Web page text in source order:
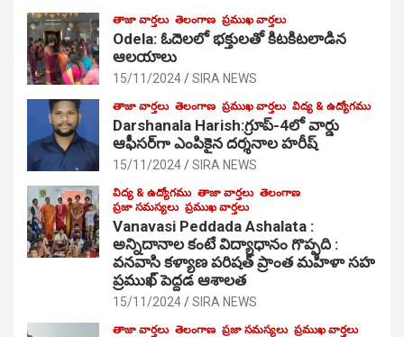
తాజా వార్తలు తెలంగాణ ప్రముఖ వార్తలు
Odela: ఓదెల‌లో భక్తులతో కిటకిటలాడిన
ఆల‌యాలు
15/11/2024 SIRA NEWS
తాజా వార్తలు తెలంగాణ ప్రముఖ వార్తలు విద్య & ఉద్యోగము
Darshanala Harish:గ్రూప్-4లో వార్డు
ఆఫీసర్‌గా ఎంపికైన దర్శనాల హరీష్
15/11/2024 SIRA NEWS
విద్య & ఉద్యోగము తాజా వార్తలు తెలంగాణ
ప్రజా సమస్యలు ప్రముఖ వార్తలు
Vanavasi Peddada Ashalata :
అన్నిదానాల కంటే విద్యాధానం గొప్పది :
వనవాసి కళ్యాణ పరిషత్ ప్రాంత మహిళా సహ
ప్రముఖ్ పెద్దడ ఆశాలత
15/11/2024 SIRA NEWS
తాజా వార్తలు తెలంగాణ ప్రజా సమస్యలు ప్రముఖ వార్తలు